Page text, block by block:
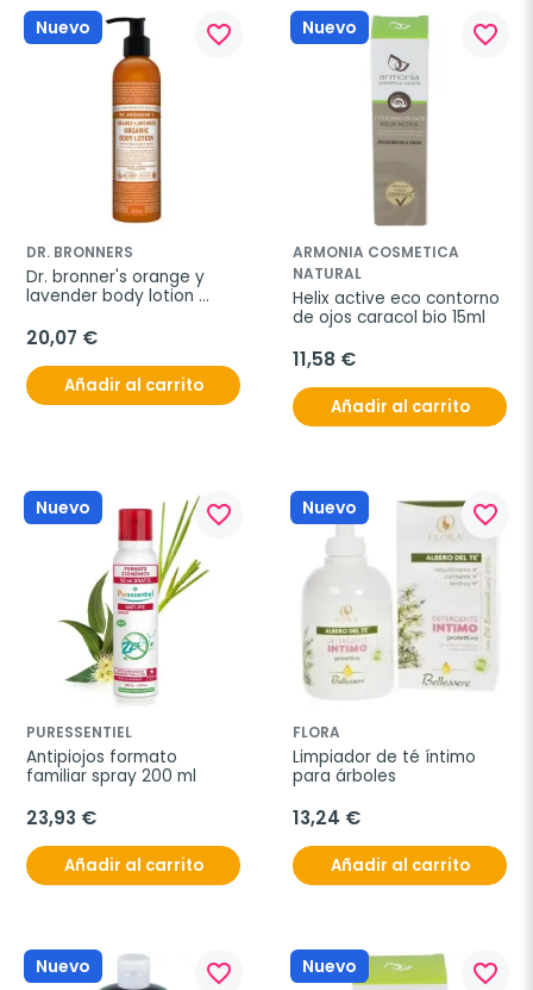
Nuevo favorite_border
DR. BRONNERS
Dr. bronner's orange y
lavender body lotion
20,07 €
Añadir al carrito
Nuevo favorite_border
ARMONIA COSMETICA
NATURAL
Helix active eco contorno
de ojos caracol bio 15ml
11,58 €
Añadir al carrito
Nuevo favorite_border
PURESSENTIEL
Antipiojos formato
familiar spray 200 ml
23,93 €
Añadir al carrito
Nuevo favorite_border
FLORA
Limpiador de té íntimo
para árboles
13,24 €
Añadir al carrito
Nuevo favorite_border Nuevo favorite_border